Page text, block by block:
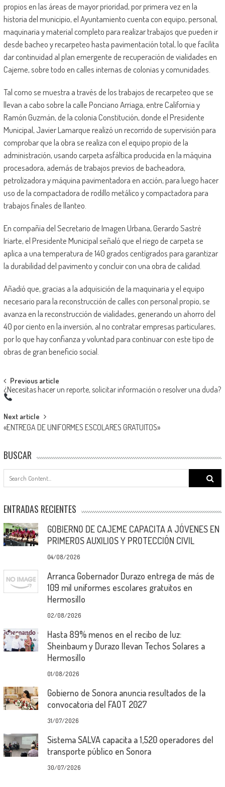
propios en las áreas de mayor prioridad, por primera vez en la
historia del municipio, el Ayuntamiento cuenta con equipo, personal,
maquinaria y material completo para realizar trabajos que pueden ir
desde bacheo y recarpeteo hasta pavimentación total, lo que facilita
dar continuidad al plan emergente de recuperación de vialidades en
Cajeme, sobre todo en calles internas de colonias y comunidades.
Tal como se muestra a través de los trabajos de recarpeteo que se
llevan a cabo sobre la calle Ponciano Arriaga, entre California y
Ramón Guzmán, de la colonia Constitución, donde el Presidente
Municipal, Javier Lamarque realizó un recorrido de supervisión para
comprobar que la obra se realiza con el equipo propio de la
administración, usando carpeta asfáltica producida en la máquina
procesadora, además de trabajos previos de bacheadora,
petrolizadora y máquina pavimentadora en acción, para luego hacer
uso de la compactadora de rodillo metálico y compactadora para
trabajos finales de llanteo.
En compañía del Secretario de Imagen Urbana, Gerardo Sastré
Iriarte, el Presidente Municipal señaló que el riego de carpeta se
aplica a una temperatura de 140 grados centígrados para garantizar
la durabilidad del pavimento y concluir con una obra de calidad.
Añadió que, gracias a la adquisición de la maquinaria y el equipo
necesario para la reconstrucción de calles con personal propio, se
avanza en la reconstrucción de vialidades, generando un ahorro del
40 por ciento en la inversión, al no contratar empresas particulares,
por lo que hay confianza y voluntad para continuar con este tipo de
obras de gran beneficio social.
Post
navigation
Previous article
¿Necesitas hacer un reporte, solicitar información o resolver una duda?
Next article
«ENTREGA DE UNIFORMES ESCOLARES GRATUITOS»
BUSCAR
Search
for:
ENTRADAS RECIENTES
GOBIERNO DE CAJEME CAPACITA A JÓVENES EN
PRIMEROS AUXILIOS Y PROTECCIÓN CIVIL
04/08/2026
Arranca Gobernador Durazo entrega de más de
109 mil uniformes escolares gratuitos en
Hermosillo
02/08/2026
Hasta 89% menos en el recibo de luz:
Sheinbaum y Durazo llevan Techos Solares a
Hermosillo
01/08/2026
Gobierno de Sonora anuncia resultados de la
convocatoria del FAOT 2027
31/07/2026
Sistema SALVA capacita a 1,520 operadores del
transporte público en Sonora
30/07/2026